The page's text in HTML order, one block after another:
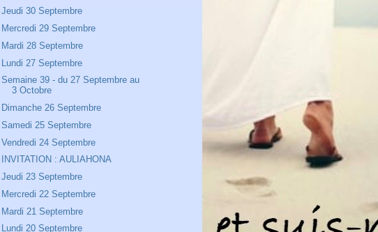
Jeudi 30 Septembre
Mercredi 29 Septembre
Mardi 28 Septembre
Lundi 27 Septembre
Semaine 39 - du 27 Septembre au
3 Octobre
Dimanche 26 Septembre
Samedi 25 Septembre
Vendredi 24 Septembre
INVITATION : AULIAHONA
Jeudi 23 Septembre
Mercredi 22 Septembre
Mardi 21 Septembre
Lundi 20 Septembre